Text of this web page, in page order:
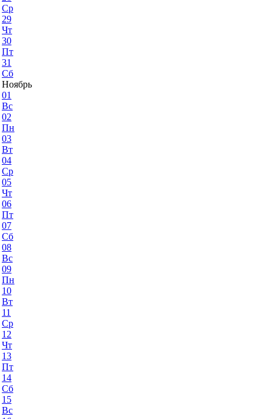
Ср
29
Чт
30
Пт
31
Сб
Ноябрь
01
Вс
02
Пн
03
Вт
04
Ср
05
Чт
06
Пт
07
Сб
08
Вс
09
Пн
10
Вт
11
Ср
12
Чт
13
Пт
14
Сб
15
Вс